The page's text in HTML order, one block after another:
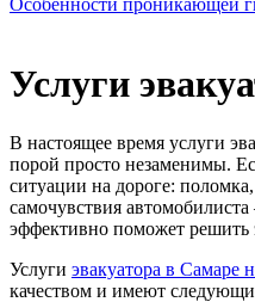
Особенности проникающей
Услуги
В настоящее время услуги
порой просто незаменимы.
ситуации на дороге:
самочувствия
эффективно поможет решить
Услуги эвакуатора в Самаре
качеством и имеют